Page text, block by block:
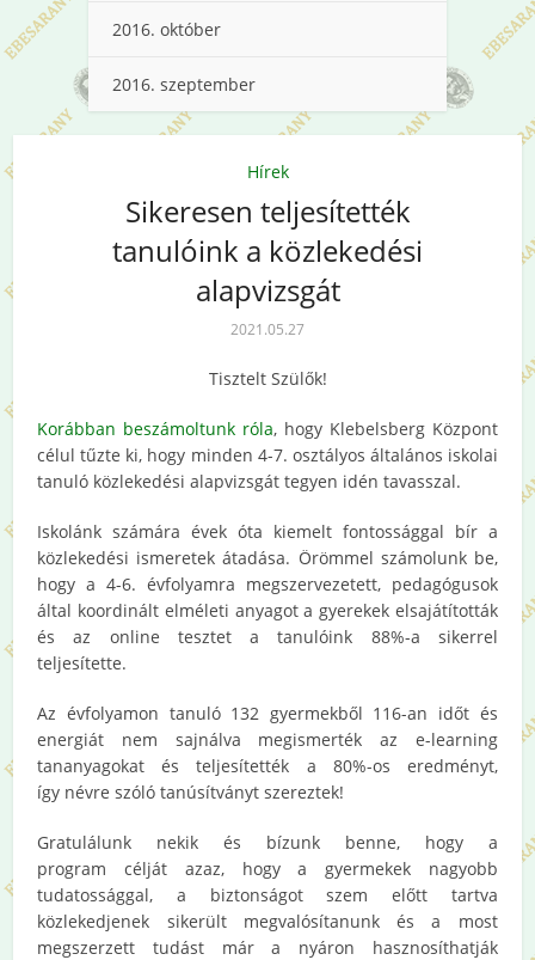
2016. október
2016. szeptember
Hírek
Sikeresen teljesítették
tanulóink a közlekedési
alapvizsgát
2021.05.27
Tisztelt Szülők!
Korábban beszámoltunk róla, hogy Klebelsberg Központ
célul tűzte ki, hogy minden 4-7. osztályos általános iskolai
tanuló közlekedési alapvizsgát tegyen idén tavasszal.
Iskolánk számára évek óta kiemelt fontossággal bír a
közlekedési ismeretek átadása. Örömmel számolunk be,
hogy a 4-6. évfolyamra megszervezetett, pedagógusok
által koordinált elméleti anyagot a gyerekek elsajátították
és az online tesztet a tanulóink 88%-a sikerrel
teljesítette.
Az évfolyamon tanuló 132 gyermekből 116-an időt és
energiát nem sajnálva megismerték az e-learning
tananyagokat és teljesítették a 80%-os eredményt,
így névre szóló tanúsítványt szereztek!
Gratulálunk nekik és bízunk benne, hogy a
program célját azaz, hogy a gyermekek nagyobb
tudatossággal, a biztonságot szem előtt tartva
közlekedjenek sikerült megvalósítanunk és a most
megszerzett tudást már a nyáron hasznosíthatják